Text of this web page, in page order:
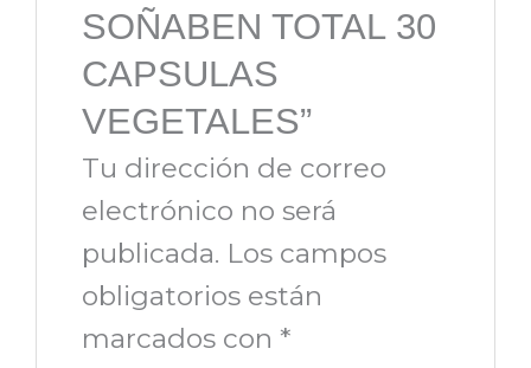
SOÑABEN TOTAL 30
CAPSULAS
VEGETALES”
Tu dirección de correo
electrónico no será
publicada. Los campos
obligatorios están
marcados con *